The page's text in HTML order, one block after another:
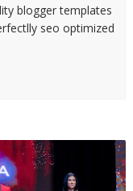
blogger templates
seo optimized